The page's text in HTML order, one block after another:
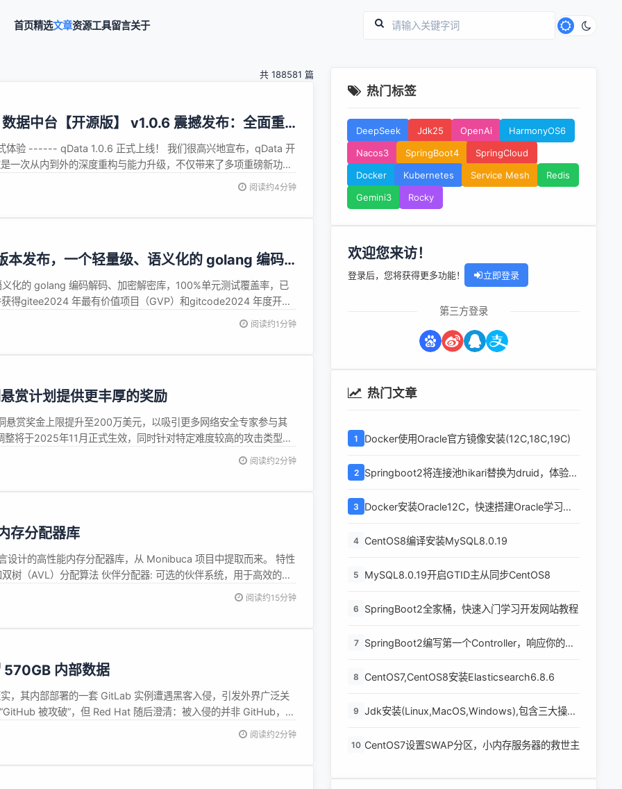
首页精选文章资源工具留言关于
共 188581 篇
据中台【开源版】 v1.0.6 震撼发布：全面重
体验 ------ qData 1.0.6 正式上线！ 我们很高兴地宣布，qData 开
一次从内到外的深度重构与能力升级，不仅带来了多项重磅新功
统性优化，修复了大量历史问题，全面提升稳定性、易用性与可维
阅读约4分钟
本发布，一个轻量级、语义化的 golang 编码
化的 golang 编码解码、加密解密库，100%单元测试覆盖率，已
得gitee2024 年最有价值项目（GVP）和gitcode2024 年度开源
pkg.com github:github.com/dromara/dongle
阅读约1分钟
赏计划提供更丰厚的奖励
悬赏奖金上限提升至200万美元，以吸引更多网络安全专家参与其
将于2025年11月正式生效，同时针对特定难度较高的攻击类型，
高可达500万美元。 长期以来，苹果漏洞悬赏计划曾因奖金较低、
阅读约2分钟
存分配器库
设计的高性能内存分配器库，从 Monibuca 项目中提取而来。 特性
树（AVL）分配算法 伙伴分配器: 可选的伙伴系统，用于高效的内
内存回收，具有自动清理功能 可扩展分配器: 动态增长的内存分配器
阅读约15分钟
570GB 内部数据
，其内部部署的一套 GitLab 实例遭遇黑客入侵，引发外界广泛关
被攻破”，但 Red Hat 随后澄清：被入侵的并非 GitHub，而
系统。 根据自称为 Crimson Collective 的黑客组织声称，他
阅读约2分钟
热门标签
DeepSeek Jdk25 OpenAi
HarmonyOS6
Nacos3
SpringBoot4
SpringCloud
Docker
Kubernetes Service Mesh
Redis
Gemini3
Rocky
欢迎您来访！
登录后，您将获得更多功能！ 立即登录
第三方登录
热门文章
1 Docker使用Oracle官方镜像安装(12C,18C,19C)
2
Springboot2将连接池hikari替换为druid，体验最
3
Docker安装Oracle12C，快速搭建Oracle学习环
4 CentOS8编译安装MySQL8.0.19
5 MySQL8.0.19开启GTID主从同步CentOS8
6 SpringBoot2全家桶，快速入门学习开发网站教程
7
SpringBoot2编写第一个Controller，响应你的
8 CentOS7,CentOS8安装Elasticsearch6.8.6
9 Jdk安装(Linux,MacOS,Windows),包含三大操作
10 CentOS7设置SWAP分区，小内存服务器的救世主